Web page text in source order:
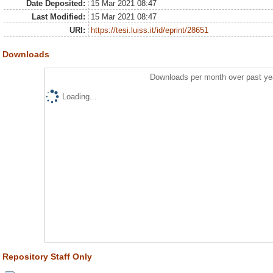
Date Deposited:
15 Mar 2021 08:47
Last Modified:
15 Mar 2021 08:47
URI:
https://tesi.luiss.it/id/eprint/28651
Downloads
Downloads per month over past
Loading...
Repository Staff Only